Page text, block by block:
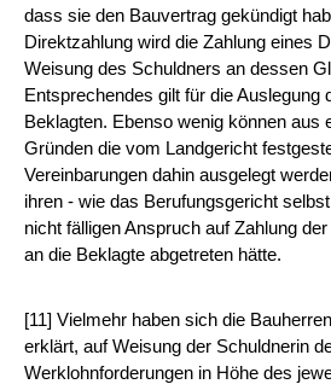
dass sie den Bauvertrag gekündigt
Direktzahlung wird die Zahlung eines
Weisung des Schuldners an dessen
Entsprechendes gilt für die Auslegung
Beklagten. Ebenso wenig können aus
Gründen die vom Landgericht
Vereinbarungen dahin ausgelegt
ihren - wie das Berufungsgericht
nicht fälligen Anspruch auf Zahlung
an die Beklagte abgetreten hätte.
[11] Vielmehr haben sich die
erklärt, auf Weisung der Schuldnerin
Werklohnforderungen in Höhe des